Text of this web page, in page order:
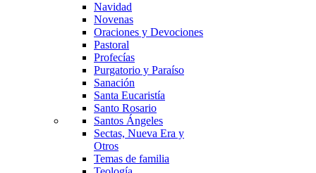
Navidad
Novenas
Oraciones y Devociones
Pastoral
Profecías
Purgatorio y Paraíso
Sanación
Santa Eucaristía
Santo Rosario
Santos Ángeles
Sectas, Nueva Era y
Otros
Temas de familia